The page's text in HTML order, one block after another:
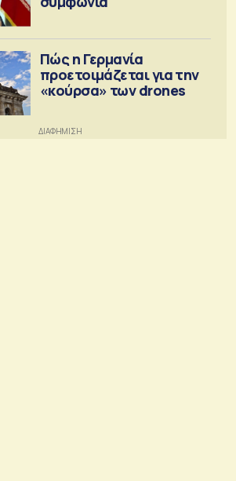
Πώς η Γερμανία
προετοιμάζεται για την
«κούρσα» των drones